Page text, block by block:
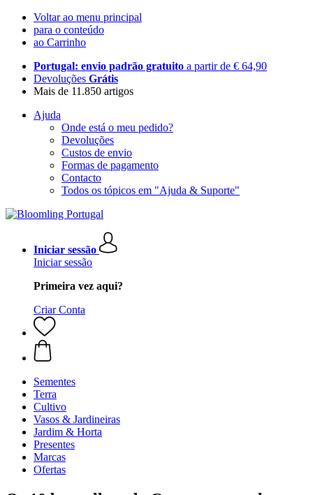
Voltar ao menu principal
para o conteúdo
ao Carrinho
Portugal: envio padrão gratuito a partir de € 64,90
Devoluções Grátis
Mais de 11.850 artigos
Ajuda
Onde está o meu pedido?
Devoluções
Custos de envio
Formas de pagamento
Contacto
Todos os tópicos em "Ajuda & Suporte"
Iniciar sessão
Iniciar sessão
Primeira vez aqui?
Criar Conta
Sementes
Terra
Cultivo
Vasos & Jardineiras
Jardim & Horta
Presentes
Marcas
Ofertas